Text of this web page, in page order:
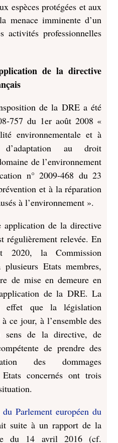
espèces protégées et aux
menace imminente d’un
activités professionnelles
de la directive
de la DRE a été
757 du 1er août 2008 «
environnementale et à
d’adaptation au droit
de l’environnement
n° 2009-468 du 23
et à la réparation
à l’environnement ».
application de la directive
régulièrement relevée. En
la Commission
plusieurs Etats membres,
de mise en demeure en
de la DRE. La
effet que la législation
ce jour, à l’ensemble des
sens de la directive, de
de prendre des
des dommages
concernés ont trois
Parlement européen du
suite à un rapport de la
du 14 avril 2016 (cf.